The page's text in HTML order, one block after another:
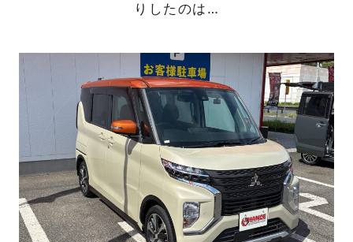
りしたのは…